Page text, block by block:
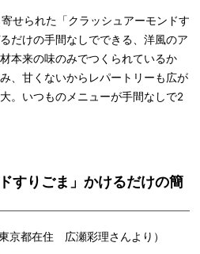
せられた「クラッシュアーモンドす
だけの手間なしでできる、洋風のア
本来の味のみでつくられているか
、甘くないからレパートリーも広が
。いつものメニューが手間なしで2
すりごま」かけるだけの簡
東京都在住 広瀬彩理さんより）